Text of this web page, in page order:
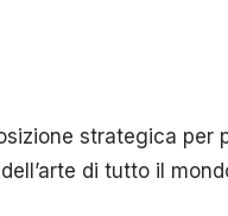
strategica per
di tutto il